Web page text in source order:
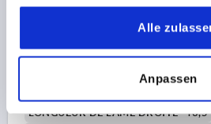
gesammelt haben.
Alle
Anpassen
CHARNIÈRE DÉGONDABLE,
A1=25, A2=25, A3=43,5, A4=43,5
LONGUEUR DE LAME DROITE=43,5